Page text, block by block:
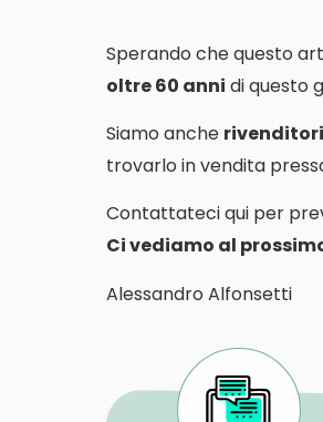
Sperando che questo
oltre 60 anni di questo
Siamo anche
trovarlo in vendita
Contattateci qui per
Ci vediamo al
Alessandro Alfonsetti